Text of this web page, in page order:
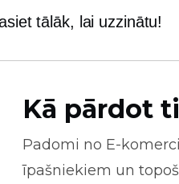
tālāk, lai uzzinātu!
Kā pārdot
Padomi no E-
īpašniekiem un